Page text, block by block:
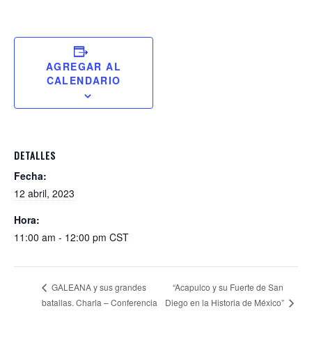
AGREGAR AL
CALENDARIO
DETALLES
Fecha:
12 abril, 2023
Hora:
11:00 am - 12:00 pm CST
GALEANA y sus grandes
batallas. Charla – Conferencia
“Acapulco y su Fuerte de San
Diego en la Historia de México”